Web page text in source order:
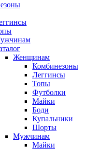
Женщинам
Комбинезоны
Леггинсы
Топы
Футболки
Майки
Боди
Купальники
Шорты
Мужчинам
Майки